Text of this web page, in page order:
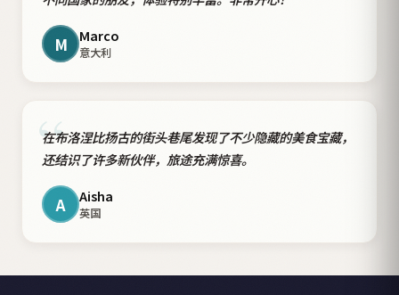
M Marco
意大利
“
在布洛涅比扬古的街头巷尾发现了不少隐藏的美食宝藏，
还结识了许多新伙伴，旅途充满惊喜。
A Aisha
英国